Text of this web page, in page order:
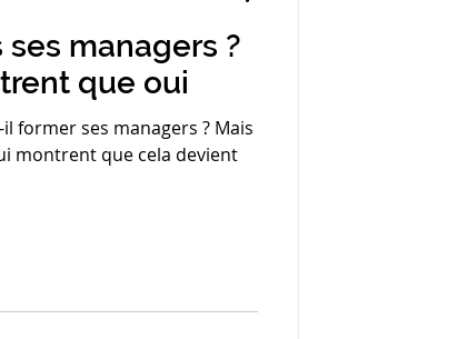
managers ?
que oui
former ses managers ? Mais
montrent que cela devient